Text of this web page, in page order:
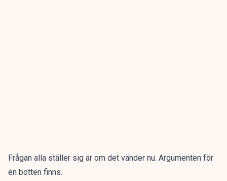
Frågan alla ställer sig är om det vänder nu. Argumenten för
en botten finns.